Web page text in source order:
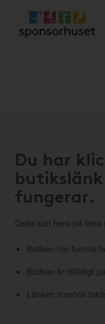
Du har
fungerar.
Detta kan bero på flera
Butiken har funnits
Butiken är tillfälligt
Länken innehöll